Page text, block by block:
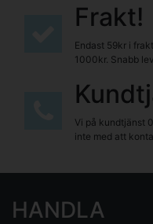
Frakt!
Endast 59kr i
1000kr. Snabb
Vi på kundtjänst
inte med att
HANDLA